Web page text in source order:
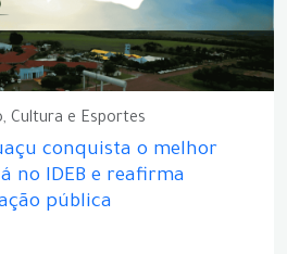
Cultura e Esportes
conquista o melhor
no IDEB e reafirma
pública